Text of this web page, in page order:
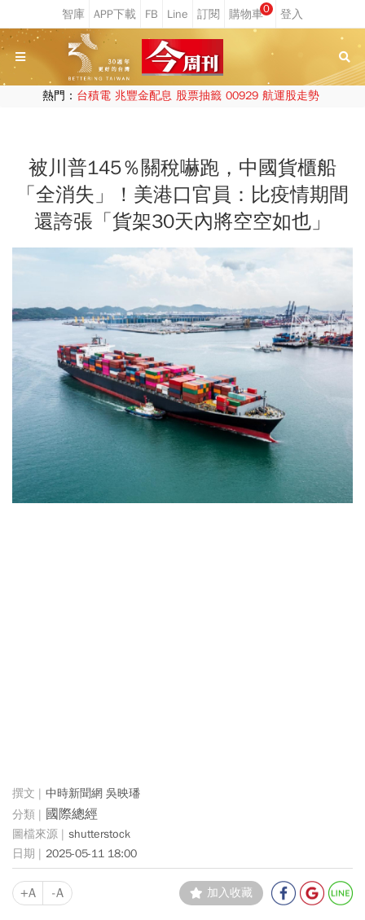
0
熱門： 台積電 兆豐金配息 股票抽籤 00929 航運股走勢
被川普145％關稅嚇跑，中國貨櫃船
「全消失」！美港口官員：比疫情期間
還誇張「貨架30天內將空空如也」
中時新聞網 吳映璠
國際總經
shutterstock
2025-05-11 18:00
+A -A 加入收藏